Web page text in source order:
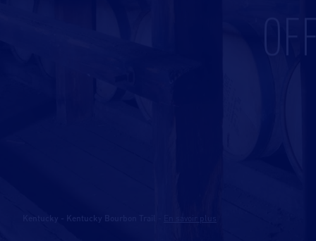
Kentucky - Kentucky Bourbon Trail